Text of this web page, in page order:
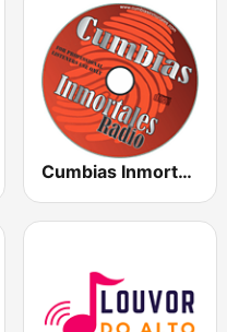
Cumbias Inmortales Radio